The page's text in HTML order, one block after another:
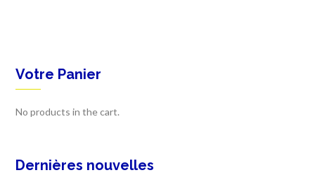
Votre Panier
No products in the cart.
Dernières nouvelles